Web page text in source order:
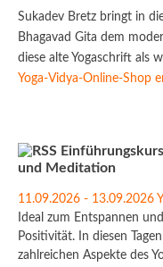
Sukadev Bretz bringt in
Bhagavad Gita dem
diese alte Yogaschrift als
Yoga-Vidya-Online-Shop
und Meditation
11.09.2026 - 13.09.2026
Ideal zum Entspannen
Positivität. In diesen
zahlreichen Aspekte des